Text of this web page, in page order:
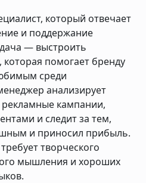
который отвечает
и поддержание
— выстроить
которая помогает бренду
среди
анализирует
кампании,
и следит за тем,
и приносил прибыль.
творческого
мышления и хороших